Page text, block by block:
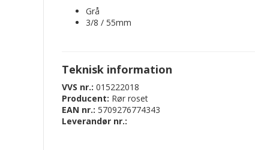
Grå
3/8 / 55mm
Teknisk information
VVS nr.: 015222018
Producent: Rør roset
EAN nr.: 5709276774343
Leverandør nr.: